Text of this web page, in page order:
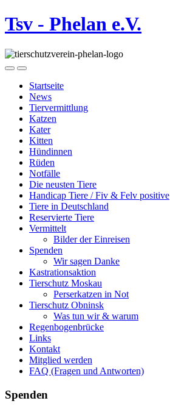
Tsv - Phelan e.V.
Startseite
News
Tiervermittlung
Katzen
Kater
Kitten
Hündinnen
Rüden
Notfälle
Die neusten Tiere
Handicap Tiere / Fiv & Felv positive
Tiere in Deutschland
Reservierte Tiere
Vermittelt
Bilder der Einreisen
Spenden
Wir sagen Danke
Kastrationsaktion
Tierschutz Moskau
Perserkatzen in Not
Tierschutz Obninsk
Was tun wir & warum
Regenbogenbrücke
Links
Kontakt
Mitglied werden
FAQ (Fragen und Antworten)
Spenden